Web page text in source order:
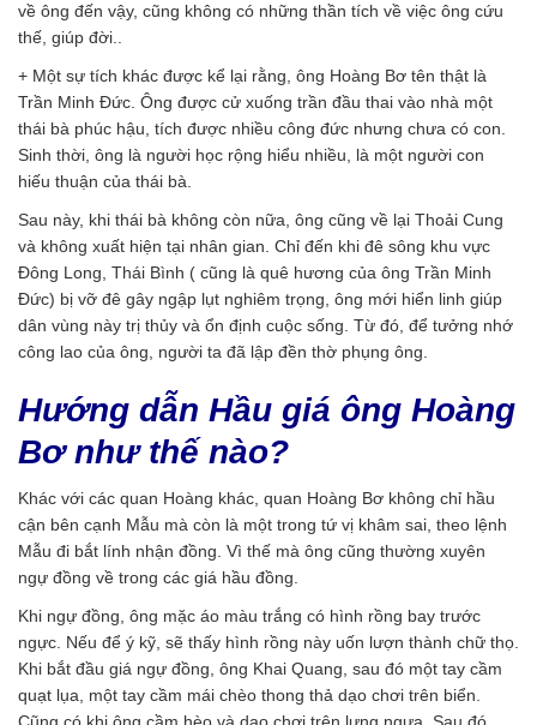
về ông đến vậy, cũng không có những thần tích về việc ông cứu
thế, giúp đời..
+ Một sự tích khác được kể lại rằng, ông Hoàng Bơ tên thật là
Trần Minh Đức. Ông được cử xuống trần đầu thai vào nhà một
thái bà phúc hậu, tích được nhiều công đức nhưng chưa có con.
Sinh thời, ông là người học rộng hiểu nhiều, là một người con
hiếu thuận của thái bà.
Sau này, khi thái bà không còn nữa, ông cũng về lại Thoải Cung
và không xuất hiện tại nhân gian. Chỉ đến khi đê sông khu vực
Đông Long, Thái Bình ( cũng là quê hương của ông Trần Minh
Đức) bị vỡ đê gây ngập lụt nghiêm trọng, ông mới hiển linh giúp
dân vùng này trị thủy và ổn định cuộc sống. Từ đó, để tưởng nhớ
công lao của ông, người ta đã lập đền thờ phụng ông.
Hướng dẫn Hầu giá ông Hoàng
Bơ như thế nào?
Khác với các quan Hoàng khác, quan Hoàng Bơ không chỉ hầu
cận bên cạnh Mẫu mà còn là một trong tứ vị khâm sai, theo lệnh
Mẫu đi bắt lính nhận đồng. Vì thế mà ông cũng thường xuyên
ngự đồng về trong các giá hầu đồng.
Khi ngự đồng, ông mặc áo màu trắng có hình rồng bay trước
ngực. Nếu để ý kỹ, sẽ thấy hình rồng này uốn lượn thành chữ thọ.
Khi bắt đầu giá ngự đồng, ông Khai Quang, sau đó một tay cầm
quạt lụa, một tay cầm mái chèo thong thả dạo chơi trên biển.